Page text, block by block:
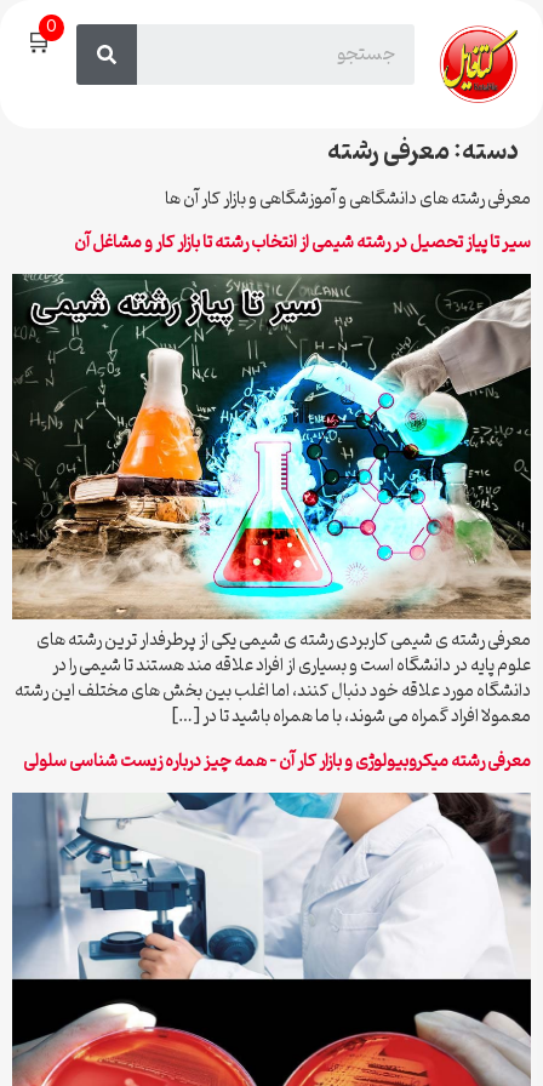
🛒0
دسته:معرفی رشته
معرفی رشته های دانشگاهی و آموزشگاهی و بازار کار آن ها
سیر تا پیاز تحصیل در رشته شیمی از انتخاب رشته تا بازار کار و مشاغل آن
معرفی رشته ی شیمی کاربردی رشته ی شیمی یکی از پرطرفدار ترین رشته های
علوم پایه در دانشگاه است و بسیاری از افراد علاقه مند هستند تا شیمی را در
دانشگاه مورد علاقه خود دنبال کنند، اما اغلب بین بخش های مختلف این رشته
معمولا افراد گمراه می شوند، با ما همراه باشید تا در […]
معرفی رشته میکروبیولوژی و بازار کار آن – همه چیز درباره زیست شناسی سلولی